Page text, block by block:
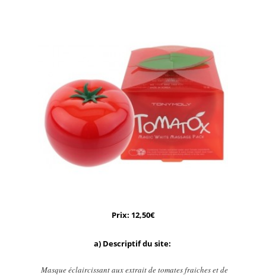
Prix: 12,50€
a) Descriptif du site:
Masque éclaircissant aux extrait de tomates fraiches et de